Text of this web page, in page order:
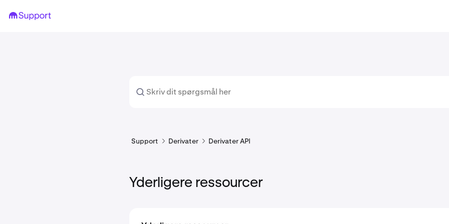
Support Derivater Derivater API
Yderligere ressourcer